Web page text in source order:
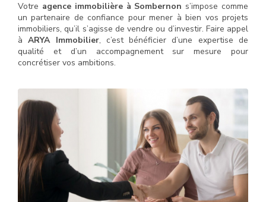
Votre agence immobilière à Sombernon s’impose comme
un partenaire de confiance pour mener à bien vos projets
immobiliers, qu’il s’agisse de vendre ou d’investir. Faire appel
àARYA Immobilier, c’est bénéficier d’une expertise de
qualité et d’un accompagnement sur mesure pour
concrétiser vos ambitions.